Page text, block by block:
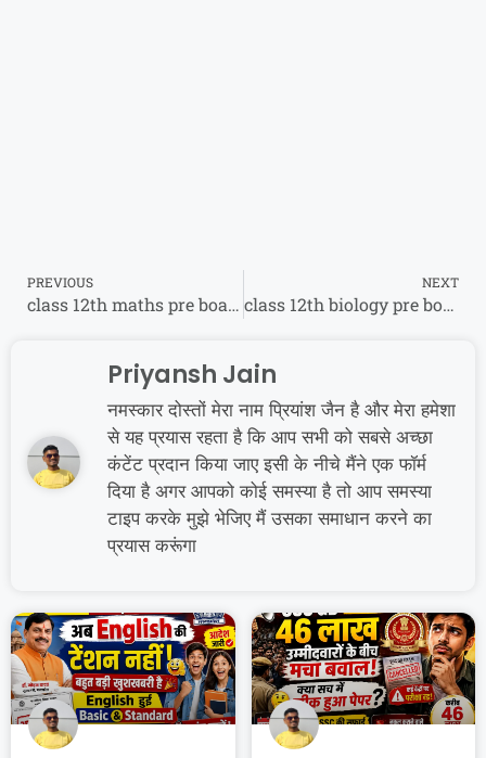
PREVIOUS
class 12th maths pre board paper 2025/कक्षा12वी गणित पेपर 2025
NEXT
class 12th biology pre board paper 2025/कक्षा 12वी जीवविज्ञान प्री बोर्ड पेपर 2025
Priyansh Jain
नमस्कार दोस्तों मेरा नाम प्रियांश जैन है और मेरा हमेशा
से यह प्रयास रहता है कि आप सभी को सबसे अच्छा
कंटेंट प्रदान किया जाए इसी के नीचे मैंने एक फॉर्म
दिया है अगर आपको कोई समस्या है तो आप समस्या
टाइप करके मुझे भेजिए मैं उसका समाधान करने का
प्रयास करूंगा